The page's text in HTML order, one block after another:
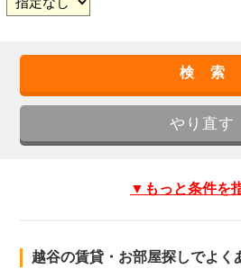
▼もっと条件を
越谷の賃貸・お部屋探しでよく